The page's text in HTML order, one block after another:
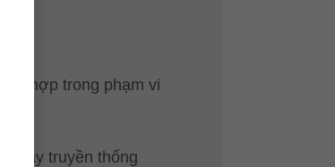
hợp trong phạm vi
máy truyền thống